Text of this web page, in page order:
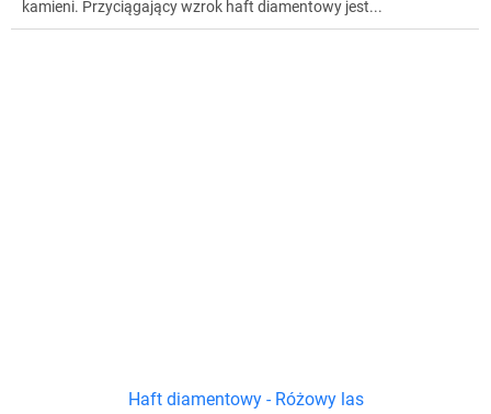
kamieni. Przyciągający wzrok haft diamentowy jest...
Haft diamentowy - Różowy las